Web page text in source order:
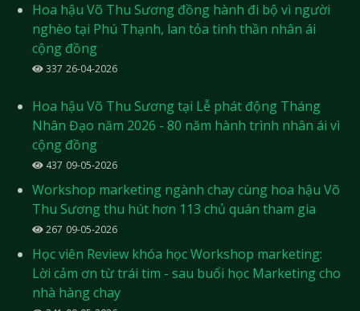
Hoa hậu Võ Thu Sương đồng hành đi bộ vì người
nghèo tại Phú Thạnh, lan tỏa tinh thần nhân ái
cộng đồng
337 26-04-2026
Hoa hậu Võ Thu Sương tại Lễ phát động Tháng
Nhân Đạo năm 2026 - 80 năm hành trình nhân ái vì
cộng đồng
437 09-05-2026
Workshop marketing ngành chay cùng hoa hậu Võ
Thu Sương thu hút hơn 113 chủ quán tham gia
267 09-05-2026
Học viên Review khóa học Workshop marketing:
Lời cảm ơn từ trái tim - sau buổi học Marketing cho
nhà hàng chay